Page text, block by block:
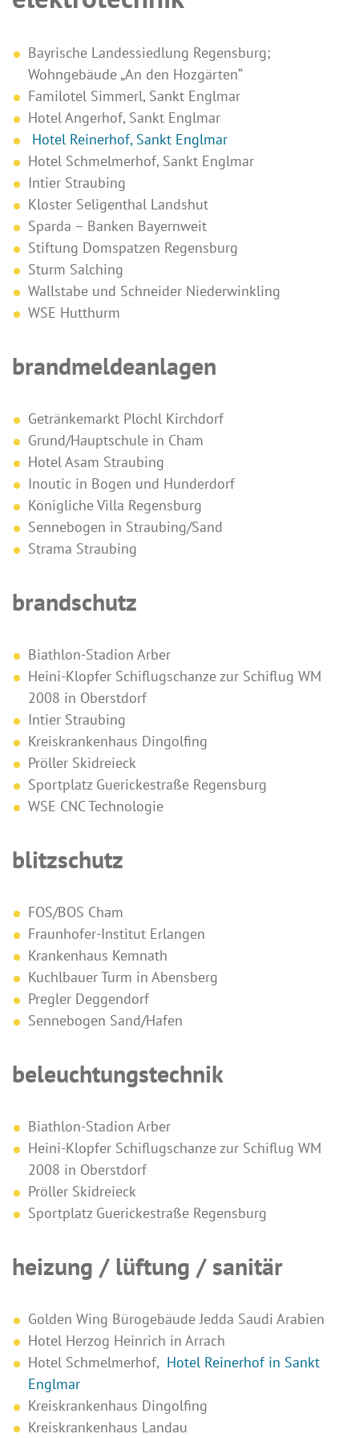
Bayrische Landessiedlung Regensburg;
Wohngebäude „An den Hozgärten“
Familotel Simmerl, Sankt Englmar
Hotel Angerhof, Sankt Englmar
Hotel Reinerhof, Sankt Englmar
Hotel Schmelmerhof, Sankt Englmar
Intier Straubing
Kloster Seligenthal Landshut
Sparda – Banken Bayernweit
Stiftung Domspatzen Regensburg
Sturm Salching
Wallstabe und Schneider Niederwinkling
WSE Hutthurm
brandmeldeanlagen
Getränkemarkt Plöchl Kirchdorf
Grund/Hauptschule in Cham
Hotel Asam Straubing
Inoutic in Bogen und Hunderdorf
Königliche Villa Regensburg
Sennebogen in Straubing/Sand
Strama Straubing
brandschutz
Biathlon-Stadion Arber
Heini-Klopfer Schiflugschanze zur Schiflug WM
2008 in Oberstdorf
Intier Straubing
Kreiskrankenhaus Dingolfing
Pröller Skidreieck
Sportplatz Guerickestraße Regensburg
WSE CNC Technologie
blitzschutz
FOS/BOS Cham
Fraunhofer-Institut Erlangen
Krankenhaus Kemnath
Kuchlbauer Turm in Abensberg
Pregler Deggendorf
Sennebogen Sand/Hafen
beleuchtungstechnik
Biathlon-Stadion Arber
Heini-Klopfer Schiflugschanze zur Schiflug WM
2008 in Oberstdorf
Pröller Skidreieck
Sportplatz Guerickestraße Regensburg
heizung / lüftung / sanitär
Golden Wing Bürogebäude Jedda Saudi Arabien
Hotel Herzog Heinrich in Arrach
Hotel Schmelmerhof, Hotel Reinerhof in Sankt
Englmar
Kreiskrankenhaus Dingolfing
Kreiskrankenhaus Landau